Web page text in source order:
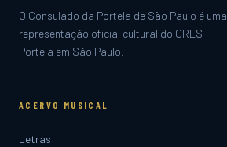
O Consulado da Portela de São Paulo é uma
representação oficial cultural do GRES
Portela em São Paulo.
ACERVO MUSICAL
Letras